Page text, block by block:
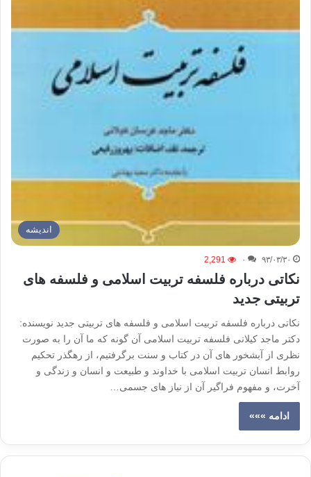
اندیشه
۹۳/۰۳/۳۰ ۰ 2,291
نکاتی درباره فلسفه تربیت اسلامی و فلسفه های
تربیتی جدید
نکاتی درباره فلسفه تربیت اسلامی و فلسفه های تربیتی جدید نویسنده:
دکتر ماجد کیلانی فلسفه تربیت اسلامی آن گونه که ما آن را به صورت
نظری از آبشخور های آن در کتاب و سنت برگرفتیم، از رهگذر تحکیم
روابط انسان تربیت اسلامی با خداوند و طبیعت و انسان و زندگی و
آخرت، و مفهوم فراگیر آن از نیاز های جسمی…
ادامه »»»